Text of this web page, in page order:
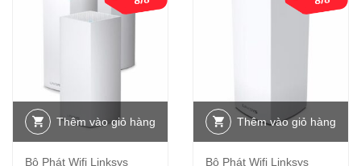
Thêm vào giỏ hàng
Bộ Phát Wifi Linksys
Thêm vào giỏ hàng
Bộ Phát Wifi Linksys